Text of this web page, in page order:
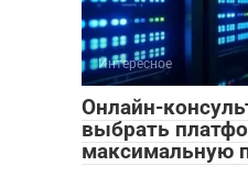
Интересное
Онлайн-
выбрать
максимальную